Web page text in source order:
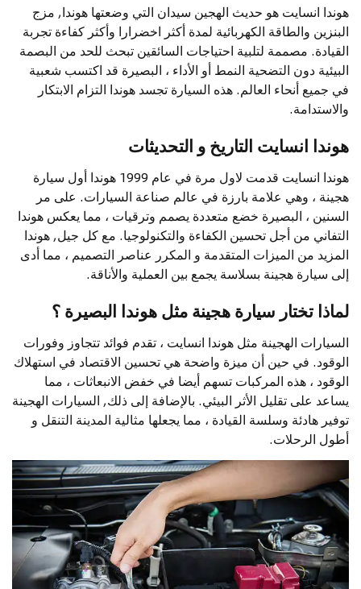
هوندا انسايت هو حديث الهجين سيدان التي وضعتها هوندا, مزج
البنزين والطاقة الكهربائية لمدة أكثر اخضرارا وأكثر كفاءة تجربة
القيادة. مصممة لتلبية احتياجات السائقين تبحث للحد من البصمة
البيئية دون التضحية النمط أو الأداء ، البصيرة قد اكتسب شعبية
في جميع أنحاء العالم. هذه السيارة تجسد هوندا التزام الابتكار
والاستدامة.
هوندا انسايت التاريخ و التحديثات
هوندا انسايت قدمت لاول مرة في عام 1999 هوندا أول سيارة
هجينة ، وهي علامة بارزة في عالم صناعة السيارات. على مر
السنين ، البصيرة خضع متعددة يصمم وترقيات ، مما يعكس هوندا
التفاني من أجل تحسين الكفاءة والتكنولوجيا. مع كل جيل, هوندا
المزيد من الميزات المتقدمة و المكرر عناصر التصميم ، مما أدى
إلى سيارة هجينة بسلاسة يجمع بين العملية والأناقة.
لماذا تختار سيارة هجينة مثل هوندا البصيرة ؟
السيارات الهجينة مثل هوندا انسايت ، تقدم فوائد تتجاوز وفورات
الوقود. في حين أن ميزة واضحة هي تحسين الاقتصاد في استهلاك
الوقود ، هذه المركبات تسهم أيضا في خفض الانبعاثات ، مما
يساعد على تقليل الأثر البيئي. بالإضافة إلى ذلك, السيارات الهجينة
توفير هادئة وسلسة القيادة ، مما يجعلها مثالية المدينة التنقل و
أطول الرحلات.